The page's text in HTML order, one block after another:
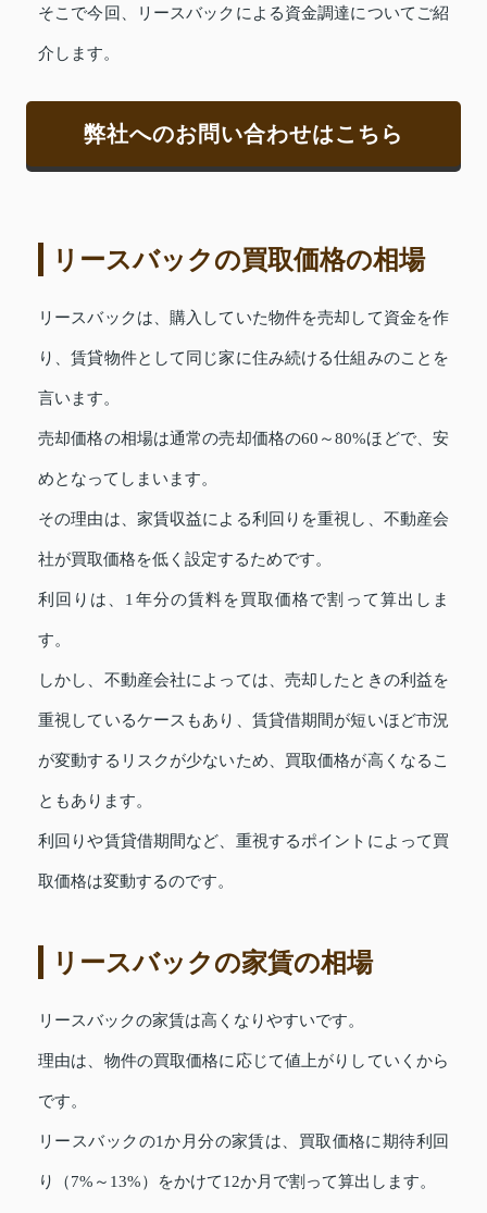
そこで今回、リースバックによる資金調達についてご紹
介します。
弊社へのお問い合わせはこちら
リースバックの買取価格の相場
リースバックは、購入していた物件を売却して資金を作
り、賃貸物件として同じ家に住み続ける仕組みのことを
言います。
売却価格の相場は通常の売却価格の60～80%ほどで、安
めとなってしまいます。
その理由は、家賃収益による利回りを重視し、不動産会
社が買取価格を低く設定するためです。
利回りは、1年分の賃料を買取価格で割って算出しま
す。
しかし、不動産会社によっては、売却したときの利益を
重視しているケースもあり、賃貸借期間が短いほど市況
が変動するリスクが少ないため、買取価格が高くなるこ
ともあります。
利回りや賃貸借期間など、重視するポイントによって買
取価格は変動するのです。
リースバックの家賃の相場
リースバックの家賃は高くなりやすいです。
理由は、物件の買取価格に応じて値上がりしていくから
です。
リースバックの1か月分の家賃は、買取価格に期待利回
り（7%～13%）をかけて12か月で割って算出します。